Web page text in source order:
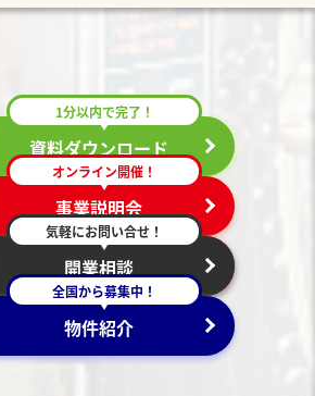
資料ダウンロード
1分以内で完了！
事業説明会
オンライン開催！
開業相談
気軽にお問い合せ！
物件紹介
全国から募集中！